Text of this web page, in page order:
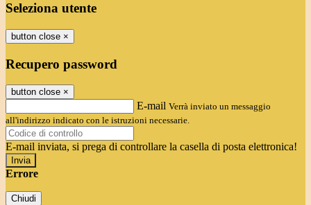
Seleziona utente
button close ×
Recupero password
button close ×
E-mail Verrà inviato un messaggio
all'indirizzo indicato con le istruzioni necessarie.
E-mail inviata, si prega di controllare la casella di posta elettronica!
Errore
Chiudi